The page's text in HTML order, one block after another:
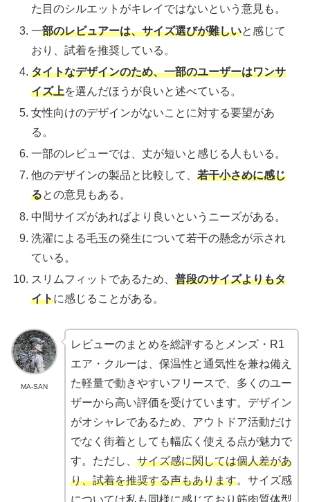
た目のシルエットがキレイではないという意見も。
一部のレビュアーは、サイズ選びが難しいと感じて
おり、試着を推奨している。
タイトなデザインのため、一部のユーザーはワンサ
イズ上を選んだほうが良いと述べている。
女性向けのデザインがないことに対する要望があ
る。
一部のレビューでは、丈が短いと感じる人もいる。
他のデザインの製品と比較して、若干小さめに感じ
るとの意見もある。
中間サイズがあればより良いというニーズがある。
洗濯による毛玉の発生について若干の懸念が示され
ている。
スリムフィットであるため、普段のサイズよりもタ
イトに感じることがある。
MA-SAN
レビューのまとめを総評するとメンズ・R1
エア・クルーは、保温性と通気性を兼ね備え
た軽量で動きやすいフリースで、多くのユー
ザーから高い評価を受けています。デザイン
がオシャレであるため、アウトドア活動だけ
でなく街着としても幅広く使える点が魅力で
す。ただし、 サイズ感に関しては個人差があ
り、試着を推奨する声もあります。サイズ感
については私も同様に感じており筋肉質体型